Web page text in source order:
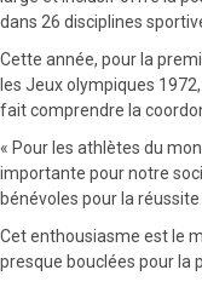
dans 26 disciplines
Cette année, pour la
les Jeux olympiques
fait comprendre la
« Pour les athlètes du
importante pour notre
bénévoles pour la
Cet enthousiasme est le
presque bouclées pour la